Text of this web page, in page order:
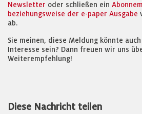
Newsletter oder schließen ein
beziehungsweise der e-paper Ausgabe
ab.
Sie meinen, diese Meldung könnte
Interesse sein? Dann freuen wir uns
Weiterempfehlung!
Diese Nachricht teilen